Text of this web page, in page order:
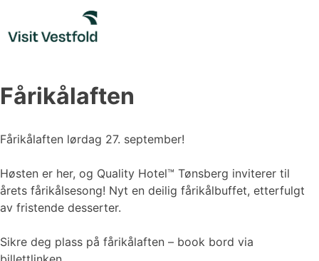
content
Fårikålaften
Fårikålaften lørdag 27. september!
Høsten er her, og Quality Hotel™ Tønsberg inviterer til
årets fårikålsesong! Nyt en deilig fårikålbuffet, etterfulgt
av fristende desserter.
Sikre deg plass på fårikålaften – book bord via